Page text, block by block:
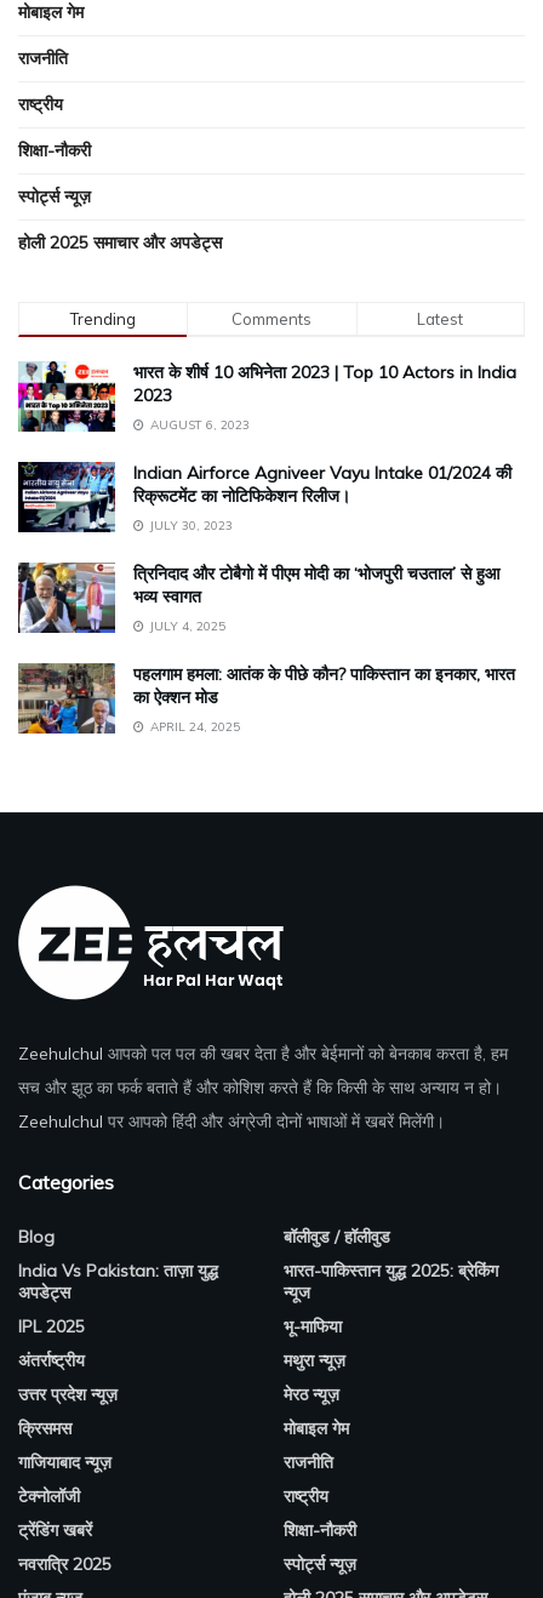
मोबाइल गेम
राजनीति
राष्ट्रीय
शिक्षा-नौकरी
स्पोर्ट्स न्यूज़
होली 2025 समाचार और अपडेट्स
Trending Comments Latest
भारत के शीर्ष 10 अभिनेता 2023 | Top 10 Actors in India
2023
AUGUST 6, 2023
Indian Airforce Agniveer Vayu Intake 01/2024 की
रिक्रूटमेंट का नोटिफिकेशन रिलीज।
JULY 30, 2023
त्रिनिदाद और टोबैगो में पीएम मोदी का ‘भोजपुरी चउताल’ से हुआ
भव्य स्वागत
JULY 4, 2025
पहलगाम हमला: आतंक के पीछे कौन? पाकिस्तान का इनकार, भारत
का ऐक्शन मोड
APRIL 24, 2025
Zeehulchul आपको पल पल की खबर देता है और बेईमानों को बेनकाब करता है, हम
सच और झूठ का फर्क बताते हैं और कोशिश करते हैं कि किसी के साथ अन्याय न हो।
Zeehulchul पर आपको हिंदी और अंग्रेजी दोनों भाषाओं में खबरें मिलेंगी।
Categories
Blog
India Vs Pakistan: ताज़ा युद्ध
अपडेट्स
IPL 2025
अंतर्राष्ट्रीय
उत्तर प्रदेश न्यूज़
क्रिसमस
गाजियाबाद न्यूज़
टेक्नोलॉजी
ट्रेंडिंग खबरें
नवरात्रि 2025
बॉलीवुड / हॉलीवुड
भारत-पाकिस्तान युद्ध 2025: ब्रेकिंग
न्यूज
भू-माफिया
मथुरा न्यूज़
मेरठ न्यूज़
मोबाइल गेम
राजनीति
राष्ट्रीय
शिक्षा-नौकरी
स्पोर्ट्स न्यूज़